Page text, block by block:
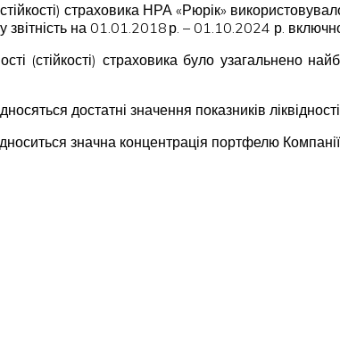
страховика НРА «Рюрік»
на 01.01.2018 р. – 01.10.2024 р.
(стійкості) страховика було узагальнено
достатні значення показників
значна концентрація портфелю